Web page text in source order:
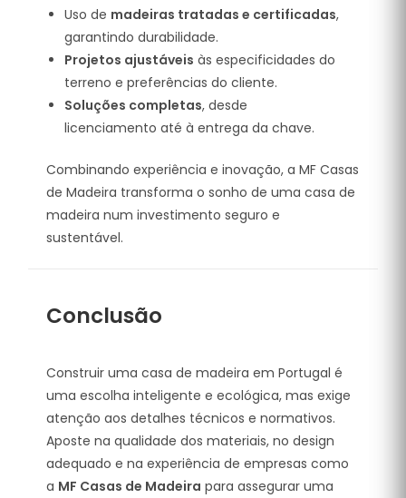
Uso de madeiras tratadas e certificadas,
garantindo durabilidade.
Projetos ajustáveis às especificidades do
terreno e preferências do cliente.
Soluções completas, desde
licenciamento até à entrega da chave.
Combinando experiência e inovação, a MF Casas
de Madeira transforma o sonho de uma casa de
madeira num investimento seguro e
sustentável.
Conclusão
Construir uma casa de madeira em Portugal é
uma escolha inteligente e ecológica, mas exige
atenção aos detalhes técnicos e normativos.
Aposte na qualidade dos materiais, no design
adequado e na experiência de empresas como
a MF Casas de Madeira para assegurar uma